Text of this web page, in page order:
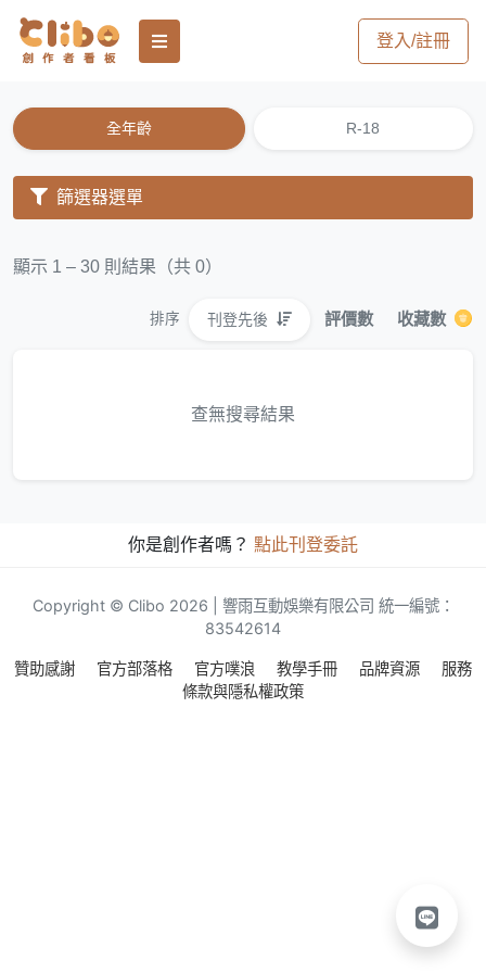
登入/註冊
全年齡 R-18
篩選器選單
顯示 1 – 30 則結果（共 0）
排序 刊登先後 評價數 收藏數
查無搜尋結果
你是創作者嗎？ 點此刊登委託
Copyright © Clibo 2026 | 響雨互動娛樂有限公司 統一編號：
83542614
贊助感謝 官方部落格 官方噗浪 教學手冊 品牌資源
服務
條款與隱私權政策